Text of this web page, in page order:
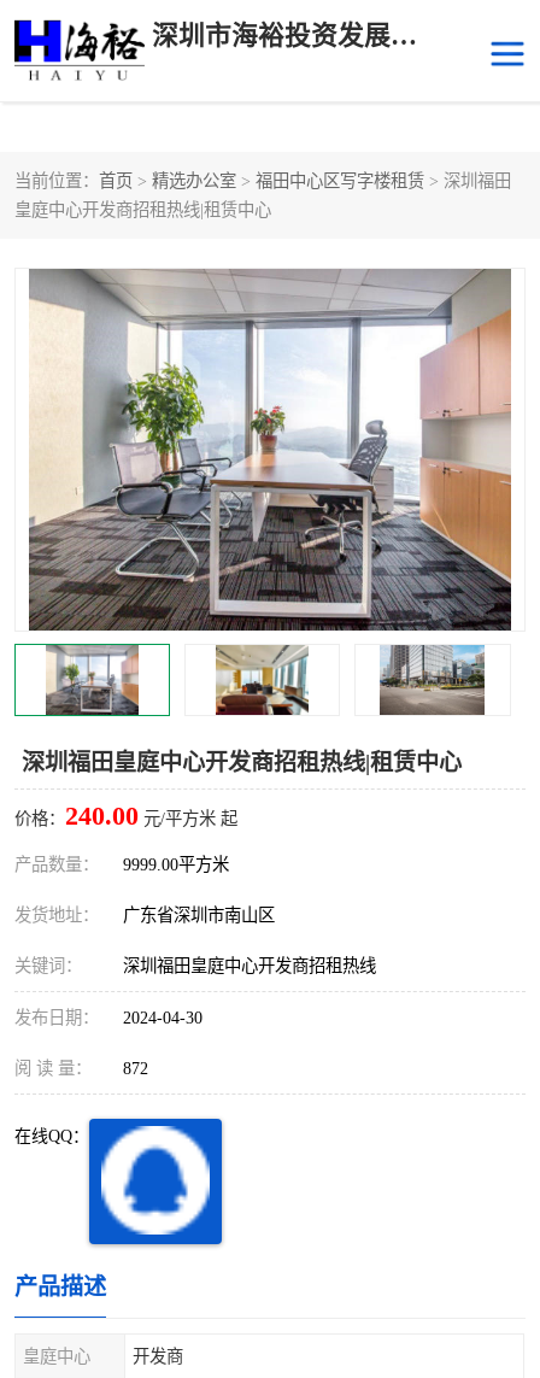
深圳市海裕投资发展有限公司
当前位置： 首页 > 精选办公室 > 福田中心区写字楼租赁 > 深圳福田
皇庭中心开发商招租热线|租赁中心
深圳福田皇庭中心开发商招租热线|租赁中心
价格： 240.00 元/平方米 起
产品数量： 9999.00平方米
发货地址： 广东省深圳市南山区
关键词： 深圳福田皇庭中心开发商招租热线
发布日期： 2024-04-30
阅 读 量： 872
在线QQ：
产品描述
皇庭中心 开发商
后海
科技园中区 南山华侨城
深圳湾科技生态园
福田中心区写字楼租赁
深圳宝安 福田车公庙
罗湖水贝 南山南油
龙华 罗湖区
宝安区 西乡
兴东 石岩
车公庙
中心区
南山区 西丽
深圳超级总部基地 后海
龙岗区